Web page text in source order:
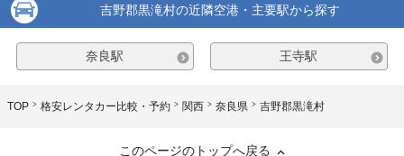
吉野郡黒滝村の近隣空港・主要駅から探す
奈良駅 王寺駅
TOP 格安レンタカー比較・予約 関西 奈良県 吉野郡黒滝村
このページのトップへ戻る